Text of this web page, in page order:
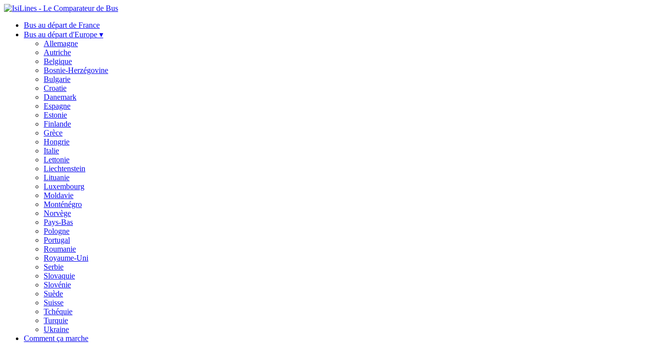
Bus au départ de France
Bus au départ d'Europe ▾
Allemagne
Autriche
Belgique
Bosnie-Herzégovine
Bulgarie
Croatie
Danemark
Espagne
Estonie
Finlande
Grèce
Hongrie
Italie
Lettonie
Liechtenstein
Lituanie
Luxembourg
Moldavie
Monténégro
Norvège
Pays-Bas
Pologne
Portugal
Roumanie
Royaume-Uni
Serbie
Slovaquie
Slovénie
Suède
Suisse
Tchéquie
Turquie
Ukraine
Comment ça marche